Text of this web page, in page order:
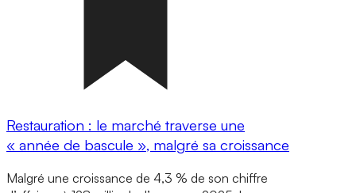
Restauration : le marché traverse une
« année de bascule », malgré sa croissance
Malgré une croissance de 4,3 % de son chiffre